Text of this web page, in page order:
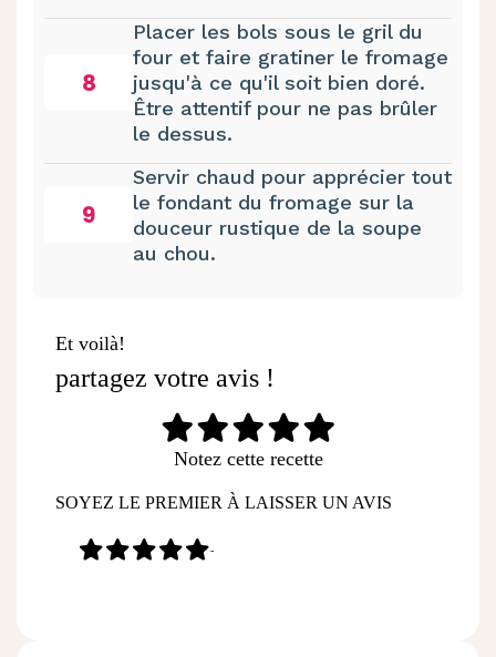
8
Placer les bols sous le gril du
four et faire gratiner le fromage
jusqu'à ce qu'il soit bien doré.
Être attentif pour ne pas brûler
le dessus.
9
Servir chaud pour apprécier tout
le fondant du fromage sur la
douceur rustique de la soupe
au chou.
Et voilà!
partagez votre avis !
Notez cette recette
SOYEZ LE PREMIER À LAISSER UN AVIS
-